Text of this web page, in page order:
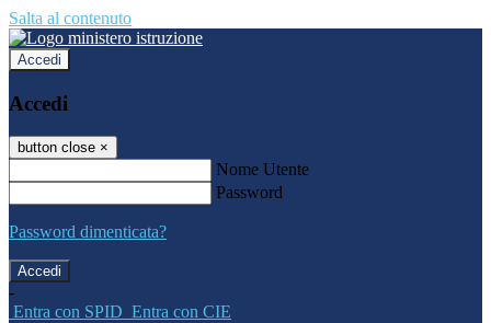
Salta al contenuto
Accedi
Accedi
button close ×
Nome Utente
Password
Password dimenticata?
-
Entra con SPID Entra con CIE